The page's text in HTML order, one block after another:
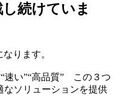
続けていま
ります。
速い”“高品質” この３つ
なソリューションを提供